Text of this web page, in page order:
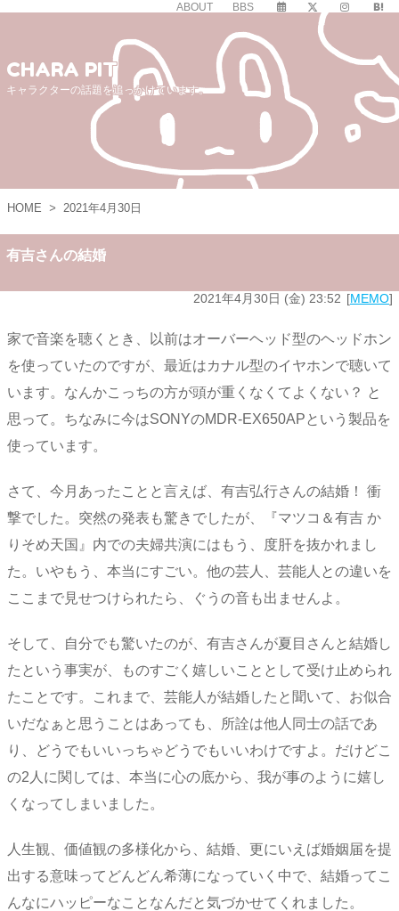
ABOUT BBS
CHARA PIT
キャラクターの話題を追っかけています。
HOME > 2021年4月30日
有吉さんの結婚
2021年4月30日 (金) 23:52 MEMO
家で音楽を聴くとき、以前はオーバーヘッド型のヘッドホン
を使っていたのですが、最近はカナル型のイヤホンで聴いて
います。なんかこっちの方が頭が重くなくてよくない？ と
思って。ちなみに今はSONYのMDR-EX650APという製品を
使っています。
さて、今月あったことと言えば、有吉弘行さんの結婚！ 衝
撃でした。突然の発表も驚きでしたが、『マツコ＆有吉 か
りそめ天国』内での夫婦共演にはもう、度肝を抜かれまし
た。いやもう、本当にすごい。他の芸人、芸能人との違いを
ここまで見せつけられたら、ぐうの音も出ませんよ。
そして、自分でも驚いたのが、有吉さんが夏目さんと結婚し
たという事実が、ものすごく嬉しいこととして受け止められ
たことです。これまで、芸能人が結婚したと聞いて、お似合
いだなぁと思うことはあっても、所詮は他人同士の話であ
り、どうでもいいっちゃどうでもいいわけですよ。だけどこ
の2人に関しては、本当に心の底から、我が事のように嬉し
くなってしまいました。
人生観、価値観の多様化から、結婚、更にいえば婚姻届を提
出する意味ってどんどん希薄になっていく中で、結婚ってこ
んなにハッピーなことなんだと気づかせてくれました。